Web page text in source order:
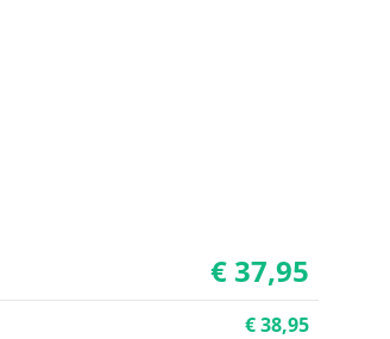
€ 37,95
€ 38,95